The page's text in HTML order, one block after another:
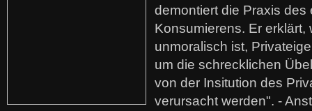
demontiert die Praxis des
Konsumierens. Er erklärt,
unmoralisch ist,
um die schrecklichen
von der Insitution des
verursacht werden". -